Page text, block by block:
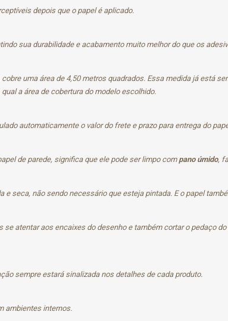
depois que o papel é aplicado.
sua durabilidade e acabamento muito melhor do que os
uma área de 4,50 metros quadrados. Essa medida já está
a área de cobertura do modelo escolhido.
automaticamente o valor do frete e prazo para entrega do
de parede, significa que ele pode ser limpo com pano úmido,
seca, não sendo necessário que esteja pintada. E o papel
atentar aos encaixes do desenho e também cortar o pedaço
sempre estará sinalizada nos detalhes de cada produto.
ambientes internos.